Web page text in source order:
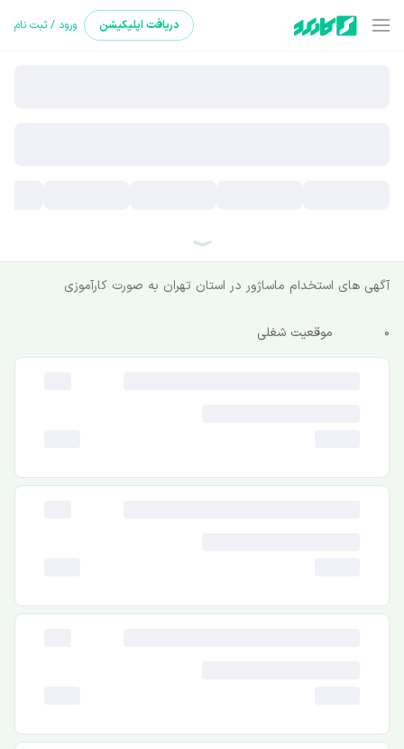
دریافت اپلیکیشن ورود / ثبت نام
آگهی های استخدام ماساژور در استان تهران به صورت ‌کارآموزی
0 موقعیت شغلی